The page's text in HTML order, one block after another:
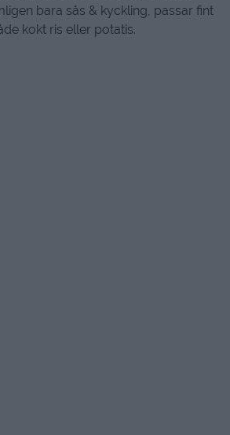
bara sås & kyckling, passar fint
kokt ris eller potatis.